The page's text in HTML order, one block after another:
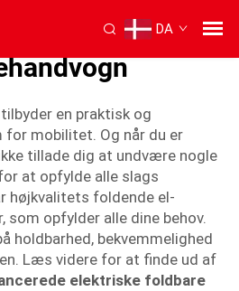
DA
elektriske
en praktisk og
for mobilitet. Og når du er
tillade dig at undvære nogle
at opfylde alle slags
højkvalitets foldende el-
som opfylder alle dine behov.
holdbarhed, bekvemmelighed
Læs videre for at finde ud af
elektriske foldbare